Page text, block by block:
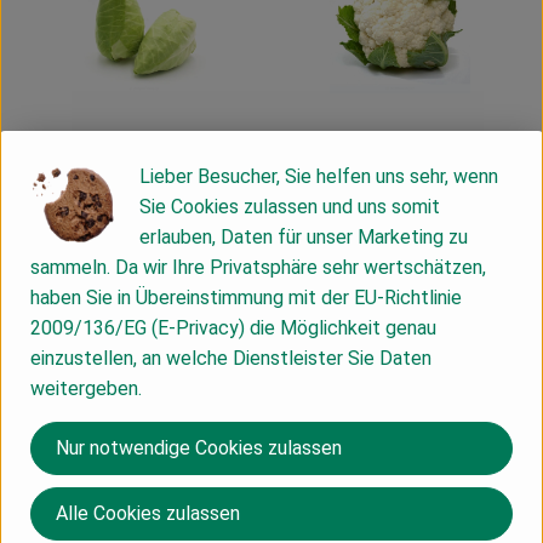
, Preis:
5,29 €/ Stück
Spitzkohl
Deutschland , Referenzpreis:
5,29 €/ STÜCK
Produkt zum Warenkorb hinzufügen
, Preis:
6,59 € / St
Blumenkohl
DE, Referenzpreis:
6,59 €/ STÜCK
, Verband:
, Kontrollstelle:
DE-ÖKO-037
Produkt zu Favouriten hinzufügen
Lieber Besucher, Sie helfen uns sehr, wenn
Sie Cookies zulassen und uns somit
erlauben, Daten für unser Marketing zu
sammeln. Da wir Ihre Privatsphäre sehr wertschätzen,
haben Sie in Übereinstimmung mit der EU-Richtlinie
2009/136/EG (E-Privacy) die Möglichkeit genau
einzustellen, an welche Dienstleister Sie Daten
weitergeben.
Nur notwendige Cookies zulassen
Alle Cookies zulassen